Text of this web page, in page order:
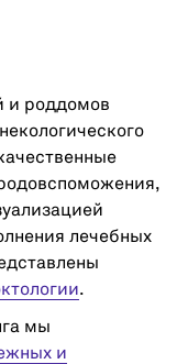
и роддомов
лечебных
.
мы
и